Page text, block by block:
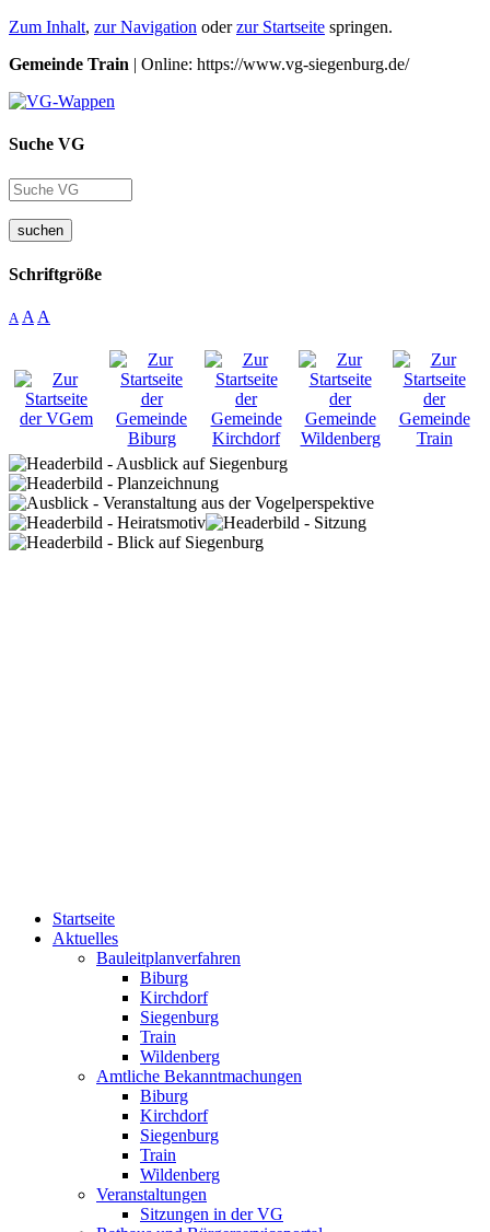
Zum Inhalt, zur Navigation oderzur Startseite springen.
Gemeinde Train | Online: https://www.vg-siegenburg.de/
Suche VG
suchen
Schriftgröße
A A A
Startseite
Aktuelles
Bauleitplanverfahren
Biburg
Kirchdorf
Siegenburg
Train
Wildenberg
Amtliche Bekanntmachungen
Biburg
Kirchdorf
Siegenburg
Train
Wildenberg
Veranstaltungen
Sitzungen in der VG